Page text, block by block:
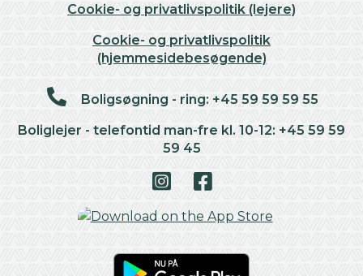
Cookie- og privatlivspolitik (lejere)
Cookie- og privatlivspolitik
(hjemmesidebesøgende)
Boligsøgning - ring: +45 59 59 59 55
Boliglejer - telefontid man-fre kl. 10-12: +45 59 59
59 45